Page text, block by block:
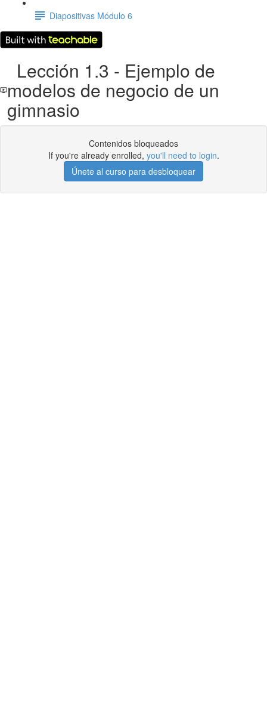
Diapositivas Módulo 6
Lección 1.3 - Ejemplo de
modelos de negocio de un
gimnasio
Contenidos bloqueados
If you're already enrolled, you'll need to login.
Únete al curso para desbloquear